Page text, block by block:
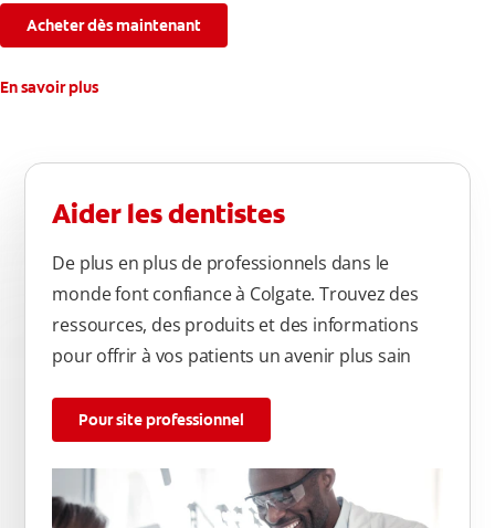
connaissez.
Acheter dès maintenant
En savoir plus
Aider les dentistes
De plus en plus de professionnels dans le
monde font confiance à Colgate. Trouvez des
ressources, des produits et des informations
pour offrir à vos patients un avenir plus sain
Pour site professionnel